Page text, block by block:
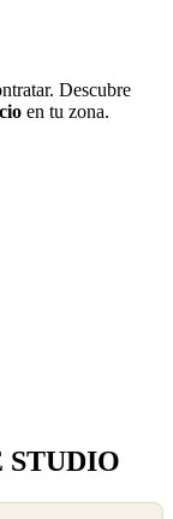
Descubre
en tu zona.
STUDIO